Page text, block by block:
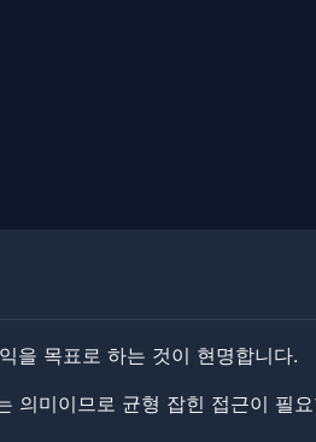
을 목표로 하는 것이 현명합니다.
의미이므로 균형 잡힌 접근이 필